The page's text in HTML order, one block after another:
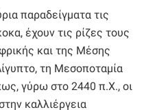
παραδείγματα τις
έχουν τις ρίζες τους
και της Μέσης
τη Μεσοποταμία
γύρω στο 2440 π.Χ., οι
καλλιέργεια